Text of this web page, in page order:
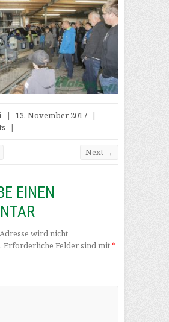
| 13. November 2017 |
|
Next →
EINEN
wird nicht
Erforderliche Felder sind mit*